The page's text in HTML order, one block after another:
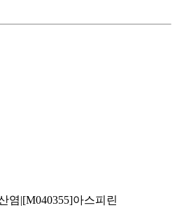
염|[M040355]아스피린